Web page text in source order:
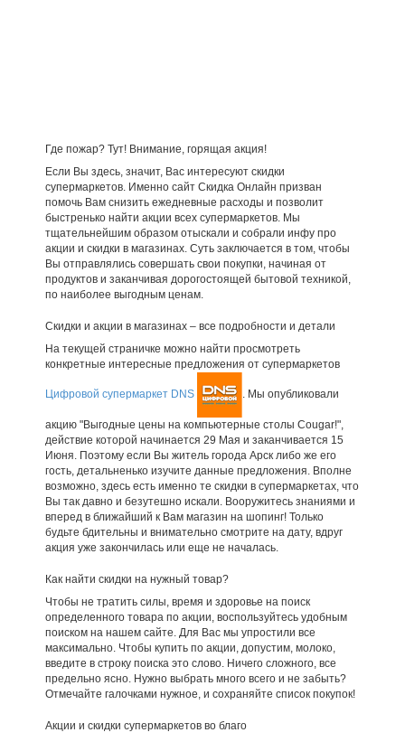
Где пожар? Тут! Внимание, горящая акция!
Если Вы здесь, значит, Вас интересуют скидки
супермаркетов. Именно сайт Скидка Онлайн призван
помочь Вам снизить ежедневные расходы и позволит
быстренько найти акции всех супермаркетов. Мы
тщательнейшим образом отыскали и собрали инфу про
акции и скидки в магазинах. Суть заключается в том, чтобы
Вы отправлялись совершать свои покупки, начиная от
продуктов и заканчивая дорогостоящей бытовой техникой,
по наиболее выгодным ценам.
Скидки и акции в магазинах – все подробности и детали
На текущей страничке можно найти просмотреть
конкретные интересные предложения от супермаркетов
Цифровой супермаркет DNS . Мы опубликовали
акцию "Выгодные цены на компьютерные столы Cougar!",
действие которой начинается 29 Мая и заканчивается 15
Июня. Поэтому если Вы житель города Арск либо же его
гость, детальненько изучите данные предложения. Вполне
возможно, здесь есть именно те скидки в супермаркетах, что
Вы так давно и безутешно искали. Вооружитесь знаниями и
вперед в ближайший к Вам магазин на шопинг! Только
будьте бдительны и внимательно смотрите на дату, вдруг
акция уже закончилась или еще не началась.
Как найти скидки на нужный товар?
Чтобы не тратить силы, время и здоровье на поиск
определенного товара по акции, воспользуйтесь удобным
поиском на нашем сайте. Для Вас мы упростили все
максимально. Чтобы купить по акции, допустим, молоко,
введите в строку поиска это слово. Ничего сложного, все
предельно ясно. Нужно выбрать много всего и не забыть?
Отмечайте галочками нужное, и сохраняйте список покупок!
Акции и скидки супермаркетов во благо